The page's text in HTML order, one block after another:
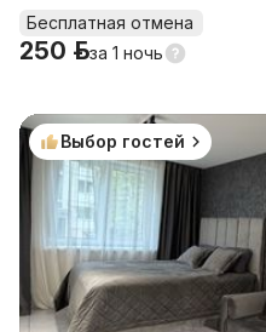
Бесплатная отмена
250 р.за 1 ночь
Выбор гостей